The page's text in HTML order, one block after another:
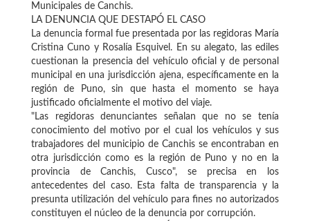
Municipales de Canchis.
LA DENUNCIA QUE DESTAPÓ EL CASO
La denuncia formal fue presentada por las regidoras María
Cristina Cuno y Rosalía Esquivel. En su alegato, las ediles
cuestionan la presencia del vehículo oficial y de personal
municipal en una jurisdicción ajena, específicamente en la
región de Puno, sin que hasta el momento se haya
justificado oficialmente el motivo del viaje.
"Las regidoras denunciantes señalan que no se tenía
conocimiento del motivo por el cual los vehículos y sus
trabajadores del municipio de Canchis se encontraban en
otra jurisdicción como es la región de Puno y no en la
provincia de Canchis, Cusco", se precisa en los
antecedentes del caso. Esta falta de transparencia y la
presunta utilización del vehículo para fines no autorizados
constituyen el núcleo de la denuncia por corrupción.